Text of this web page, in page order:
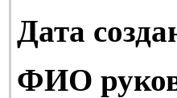
Дата
ФИО